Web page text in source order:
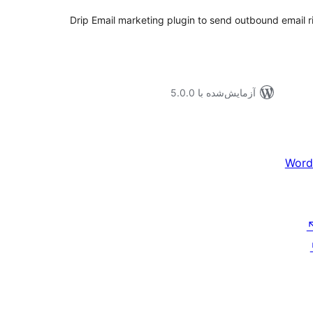
Drip Email marketing plugin to send outbound email
آزمایش‌شده با 5.0.0